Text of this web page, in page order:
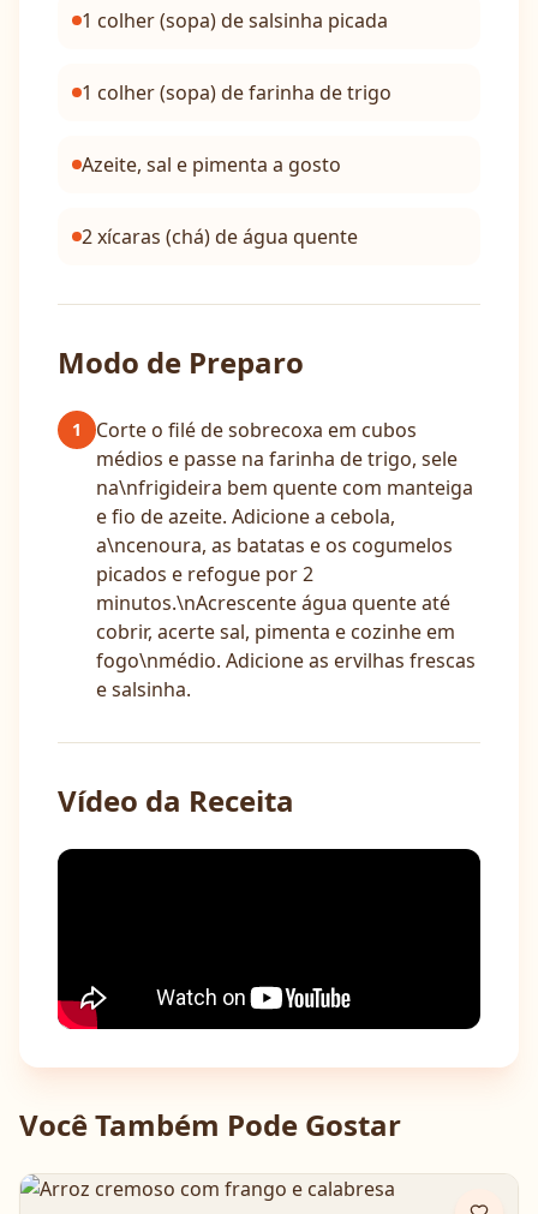
1 colher (sopa) de salsinha picada
1 colher (sopa) de farinha de trigo
Azeite, sal e pimenta a gosto
2 xícaras (chá) de água quente
Modo de Preparo
1
Corte o filé de sobrecoxa em cubos
médios e passe na farinha de trigo, sele
na\nfrigideira bem quente com manteiga
e fio de azeite. Adicione a cebola,
a\ncenoura, as batatas e os cogumelos
picados e refogue por 2
minutos.\nAcrescente água quente até
cobrir, acerte sal, pimenta e cozinhe em
fogo\nmédio. Adicione as ervilhas frescas
e salsinha.
Vídeo da Receita
Você Também Pode Gostar